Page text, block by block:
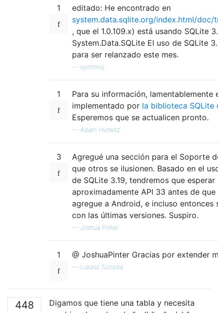
1
editado: He encontrado en
system.data.sqlite.org/index.html/
, que el 1.0.109.x) está usando SQLite
System.Data.SQLite El uso de SQLite
para ser relanzado este mes.
rychlmoj
1
Para su información, lamentablemente
implementado por la biblioteca SQLite
Esperemos que se actualicen pronto.
— Adam Hurwitz
3
Agregué una sección para el Soporte
que otros se ilusionen. Basado en el
de SQLite 3.19, tendremos que esperar
aproximadamente API 33 antes de
agregue a Android, e incluso entonces
con las últimas versiones. Suspiro.
— Joshua Pinter
1 @ JoshuaPinter Gracias por extender
— Lukasz Szozda
448
Digamos que tiene una tabla y necesita